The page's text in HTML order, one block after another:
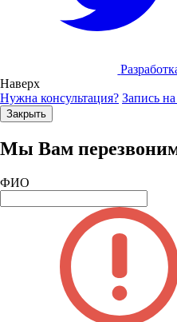
Наверх
Нужна консультация? Запись
Закрыть
Мы Вам
ФИО